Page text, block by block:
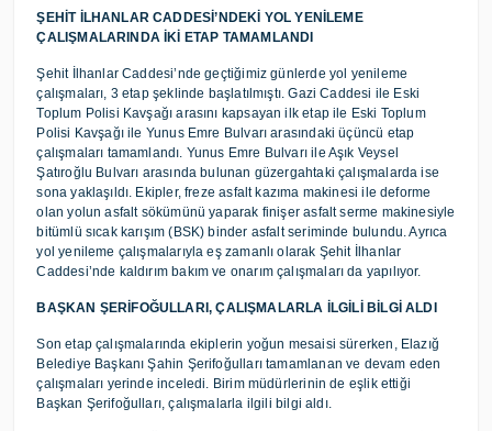
ŞEHİT İLHANLAR CADDESİ’NDEKİ YOL YENİLEME
ÇALIŞMALARINDA İKİ ETAP TAMAMLANDI
Şehit İlhanlar Caddesi’nde geçtiğimiz günlerde yol yenileme
çalışmaları, 3 etap şeklinde başlatılmıştı. Gazi Caddesi ile Eski
Toplum Polisi Kavşağı arasını kapsayan ilk etap ile Eski Toplum
Polisi Kavşağı ile Yunus Emre Bulvarı arasındaki üçüncü etap
çalışmaları tamamlandı. Yunus Emre Bulvarı ile Aşık Veysel
Şatıroğlu Bulvarı arasında bulunan güzergahtaki çalışmalarda ise
sona yaklaşıldı. Ekipler, freze asfalt kazıma makinesi ile deforme
olan yolun asfalt sökümünü yaparak finişer asfalt serme makinesiyle
bitümlü sıcak karışım (BSK) binder asfalt seriminde bulundu. Ayrıca
yol yenileme çalışmalarıyla eş zamanlı olarak Şehit İlhanlar
Caddesi’nde kaldırım bakım ve onarım çalışmaları da yapılıyor.
BAŞKAN ŞERİFOĞULLARI, ÇALIŞMALARLA İLGİLİ BİLGİ ALDI
Son etap çalışmalarında ekiplerin yoğun mesaisi sürerken, Elazığ
Belediye Başkanı Şahin Şerifoğulları tamamlanan ve devam eden
çalışmaları yerinde inceledi. Birim müdürlerinin de eşlik ettiği
Başkan Şerifoğulları, çalışmalarla ilgili bilgi aldı.